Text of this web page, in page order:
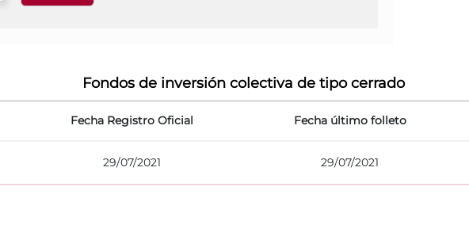
Fondos de inversión colectiva de tipo cerrado
Fecha Registro Oficial Fecha último folleto
29/07/2021 29/07/2021